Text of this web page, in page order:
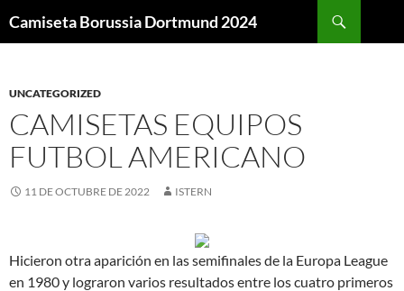
Camiseta Borussia Dortmund 2024
UNCATEGORIZED
CAMISETAS EQUIPOS
FUTBOL AMERICANO
11 DE OCTUBRE DE 2022 ISTERN
Hicieron otra aparición en las semifinales de la Europa League
en 1980 y lograron varios resultados entre los cuatro primeros